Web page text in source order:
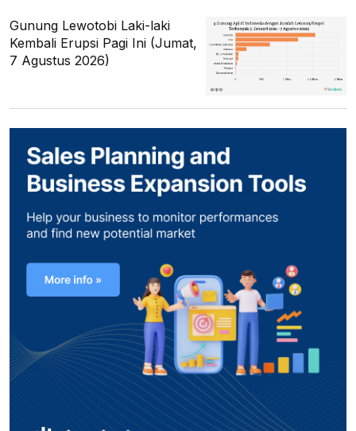
Gunung Lewotobi Laki-laki
Kembali Erupsi Pagi Ini (Jumat,
7 Agustus 2026)